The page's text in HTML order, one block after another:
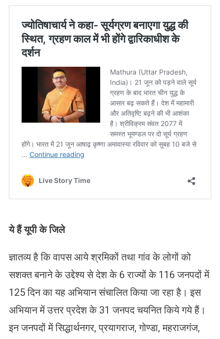
ये हैं यूपी के जिले
ज्ञातव्य है कि वापस आये श्रमिकों तथा गांव के लोगों को
सशक्त बनाने के उद्देश्य से देश के 6 राज्यों के 116 जनपदों में
125 दिन का यह अभियान संचालित किया जा रहा है। इस
अभियान में उत्तर प्रदेश के 31 जनपद चयनित किये गये हैं।
इन जनपदों में सिद्धार्थनगर, प्रयागराज, गोण्डा, महराजगंज,